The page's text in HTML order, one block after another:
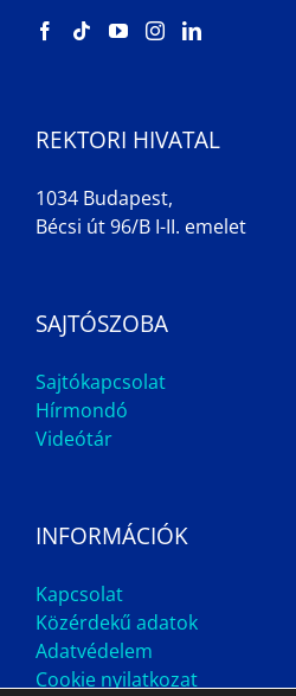
REKTORI HIVATAL
1034 Budapest,
Bécsi út 96/B I-II. emelet
SAJTÓSZOBA
Sajtókapcsolat
Hírmondó
Videótár
INFORMÁCIÓK
Kapcsolat
Közérdekű adatok
Adatvédelem
Cookie nyilatkozat